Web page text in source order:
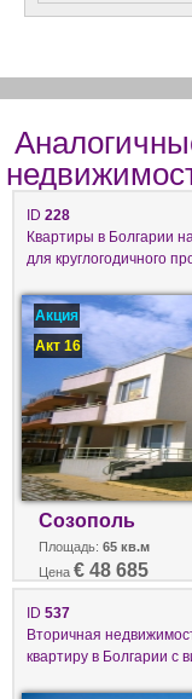
ID 228
Квартиры в Болгарии
для круглогодичного
Акция
Акт 16
Созополь
Площадь: 65 кв.м
Цена € 48 685
ID 537
Вторичная
квартиру в Болгарии с